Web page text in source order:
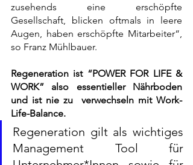
zusehends eine erschöpfte
Gesellschaft, blicken oftmals in leere
Augen, haben erschöpfte Mitarbeiter“,
so Franz Mühlbauer.
Regeneration ist “POWER FOR LIFE &
WORK” also essentieller Nährboden
und ist nie zu  verwechseln mit Work-
Life-Balance.
Regeneration gilt als wichtiges
Management Tool für